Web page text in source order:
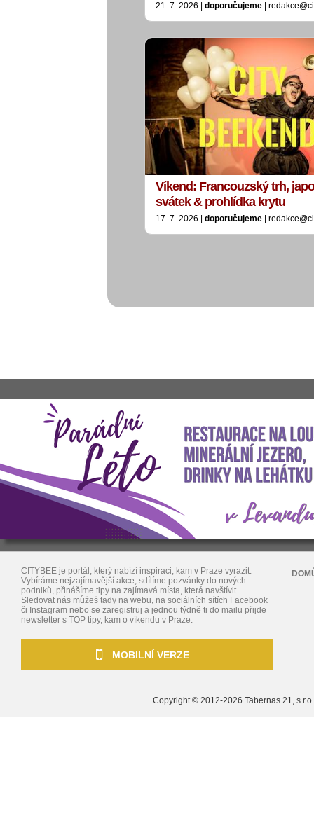
21. 7. 2026 | doporučujeme |
Víkend: Francouzský trh,
svátek & prohlídka krytu
17. 7. 2026 | doporučujeme |
CITYBEE je portál, který nabízí inspiraci, kam v Praze vyrazit.
Vybíráme nejzajímavější akce, sdílíme pozvánky do nových
podniků, přinášíme tipy na zajímavá místa, která navštívit.
Sledovat nás můžeš tady na webu, na sociálních sítích Facebook
či Instagram nebo se zaregistruj a jednou týdně ti do mailu přijde
newsletter s TOP tipy, kam o víkendu v Praze.
MOBILNÍ VERZE
Copyright © 2012-2026 Tabernas 21, s.r.o.